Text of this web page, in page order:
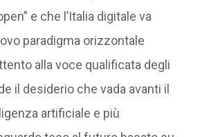
e che l’Italia digitale va
paradigma orizzontale
alla voce qualificata degli
il desiderio che vada avanti il
artificiale e più